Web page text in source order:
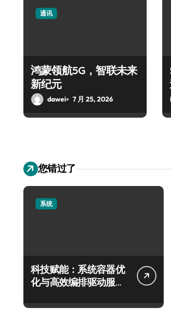
通讯
鸿蒙领航5G，智联未来
新纪元
dawei 7 月 25, 2026
您错过了
系统
科技赋能：系统容器优
化与高效编排驱动服务